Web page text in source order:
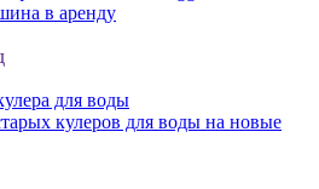
в аренду
для воды
кулеров для воды на новые